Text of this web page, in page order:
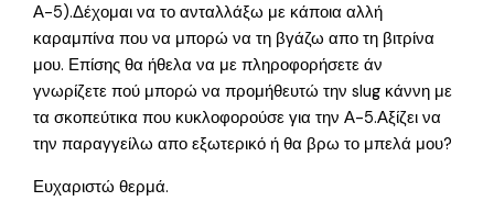
Α-5).Δέχομαι να το ανταλλάξω με κάποια αλλή
καραμπίνα που να μπορώ να τη βγάζω απο τη βιτρίνα
μου. Επίσης θα ήθελα να με πληροφορήσετε άν
γνωρίζετε πού μπορώ να προμήθευτώ την slug κάννη με
τα σκοπεύτικα που κυκλοφορούσε για την Α-5.Αξίζει να
την παραγγείλω απο εξωτερικό ή θα βρω το μπελά μου?
Ευχαριστώ θερμά.